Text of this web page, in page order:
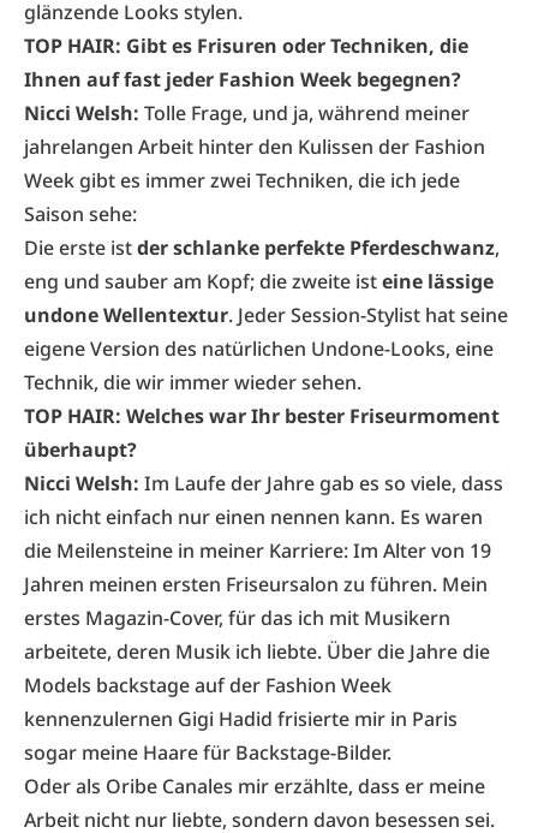
glänzende Looks stylen.
TOP HAIR: Gibt es Frisuren oder Techniken, die
Ihnen auf fast jeder Fashion Week begegnen?
Nicci Welsh: Tolle Frage, und ja, während meiner
jahrelangen Arbeit hinter den Kulissen der Fashion
Week gibt es immer zwei Techniken, die ich jede
Saison sehe:
Die erste istder schlanke perfekte Pferdeschwanz,
eng und sauber am Kopf; die zweite isteine lässige
undone Wellentextur. Jeder Session-Stylist hat seine
eigene Version des natürlichen Undone-Looks, eine
Technik, die wir immer wieder sehen.
TOP HAIR: Welches war Ihr bester Friseurmoment
überhaupt?
Nicci Welsh: Im Laufe der Jahre gab es so viele, dass
ich nicht einfach nur einen nennen kann. Es waren
die Meilensteine in meiner Karriere: Im Alter von 19
Jahren meinen ersten Friseursalon zu führen. Mein
erstes Magazin-Cover, für das ich mit Musikern
arbeitete, deren Musik ich liebte. Über die Jahre die
Models backstage auf der Fashion Week
kennenzulernen Gigi Hadid frisierte mir in Paris
sogar meine Haare für Backstage-­Bilder.
Oder als Oribe Canales mir erzählte, dass er meine
Arbeit nicht nur liebte, sondern davon besessen sei.